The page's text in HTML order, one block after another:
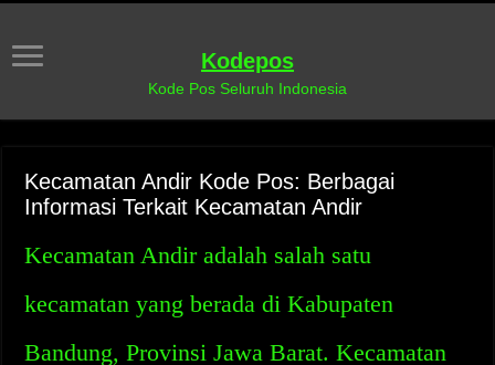
Kodepos
Kode Pos Seluruh Indonesia
Kecamatan Andir Kode Pos: Berbagai
Informasi Terkait Kecamatan Andir
Kecamatan Andir adalah salah satu
kecamatan yang berada di Kabupaten
Bandung, Provinsi Jawa Barat. Kecamatan